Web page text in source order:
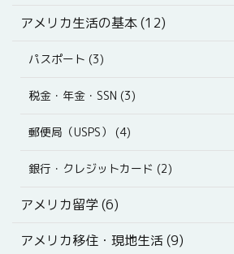
アメリカ生活の基本 (12)
パスポート (3)
税金・年金・SSN (3)
郵便局（USPS） (4)
銀行・クレジットカード (2)
アメリカ留学 (6)
アメリカ移住・現地生活 (9)